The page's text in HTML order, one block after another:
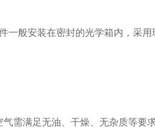
一般安装在密封的光学箱内，采
需满足无油、干燥、无杂质等要求